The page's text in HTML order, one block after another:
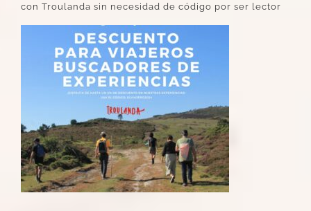
con Troulanda sin necesidad de código por ser lector